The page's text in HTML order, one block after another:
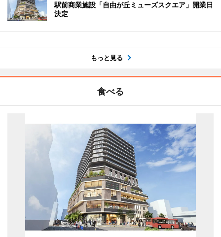
駅前商業施設「自由が丘ミューズスクエア」開業日
決定
もっと見る
食べる